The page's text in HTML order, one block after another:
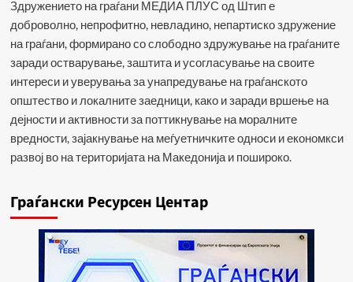
Здружението на граѓани МЕДИА ПЛУС од Штип е
доброволно, непрофитно, невладино, непартиско здружение
на граѓани, формирано со слободно здружување на граѓаните
заради остварување, заштита и усогласување на своите
интереси и уверувања за унапредување на граѓанското
општество и локалните заедници, како и заради вршење на
дејности и активности за поттикнување на моралните
вредности, зајакнување на меѓуетничките односи и економкси
развој во на територијата на Македонија и пошироко.
Граѓански Ресурсен Центар